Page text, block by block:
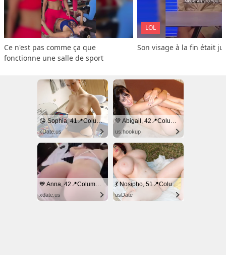
Ce n'est pas comme ça que
fonctionne une salle de sport
LOL
Son visage à la fin était